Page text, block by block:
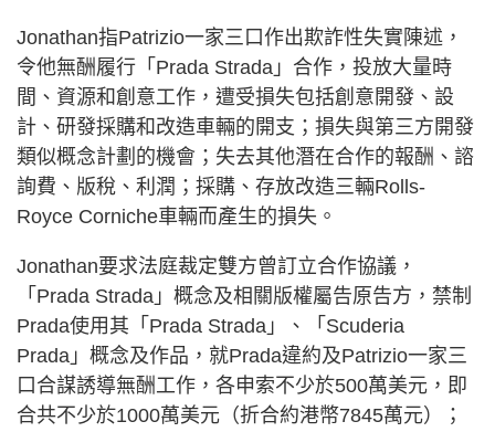
Jonathan指Patrizio一家三口作出欺詐性失實陳述，
令他無酬履行「Prada Strada」合作，投放大量時
間、資源和創意工作，遭受損失包括創意開發、設
計、研發採購和改造車輛的開支；損失與第三方開發
類似概念計劃的機會；失去其他潛在合作的報酬、諮
詢費、版稅、利潤；採購、存放改造三輛Rolls-
Royce Corniche車輛而產生的損失。
Jonathan要求法庭裁定雙方曾訂立合作協議，
「Prada Strada」概念及相關版權屬告原告方，禁制
Prada使用其「Prada Strada」、「Scuderia
Prada」概念及作品，就Prada違約及Patrizio一家三
口合謀誘導無酬工作，各申索不少於500萬美元，即
合共不少於1000萬美元（折合約港幣7845萬元）；